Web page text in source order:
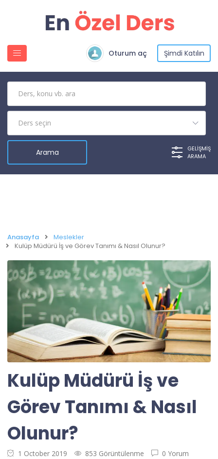
Oturum aç Şimdi Katılın
GELIŞMIŞ
ARAMA
Anasayfa
Meslekler
Kulüp Müdürü İş ve Görev Tanımı & Nasıl Olunur?
Kulüp Müdürü İş ve
Görev Tanımı & Nasıl
Olunur?
1 October 2019 853 Görüntülenme 0 Yorum